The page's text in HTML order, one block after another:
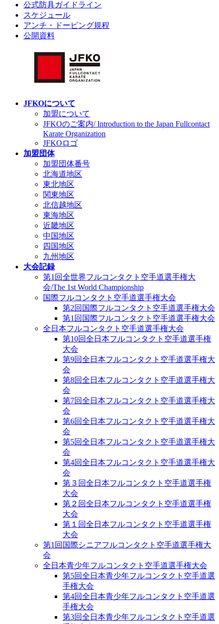
公式防具ガイドライン
スケジュール
アンチ・ドーピング規程
公開資料
JFKOについて
加盟について
JFKOのご案内/ Introduction to the Japan Fullcontact
Karate Organization
JFKOロゴ
加盟団体
加盟団体番号
北海道地区
東北地区
関東地区
北信越地区
東海地区
近畿地区
中国地区
四国地区
九州地区
大会記録
第1回全世界フルコンタクト空手道選手権大
会/The 1st World Championship
国際フルコンタクト空手道選手権大会
第2回国際フルコンタクト空手道選手権大会
第1回国際フルコンタクト空手道選手権大会
全日本フルコンタクト空手道選手権大会
第10回全日本フルコンタクト空手道選手権
大会
第9回全日本フルコンタクト空手道選手権大
会
第8回全日本フルコンタクト空手道選手権大
会
第7回全日本フルコンタクト空手道選手権大
会
第6回全日本フルコンタクト空手道選手権大
会
第5回全日本フルコンタクト空手道選手権大
会
第4回全日本フルコンタクト空手道選手権大
会
第３回全日本フルコンタクト空手道選手権
大会
第２回全日本フルコンタクト空手道選手権
大会
第１回全日本フルコンタクト空手道選手権
大会
第1回国際シニアフルコンタクト空手道選手権大
会
全日本青少年フルコンタクト空手道選手権大会
第5回全日本青少年フルコンタクト空手道選
手権大会
第4回全日本青少年フルコンタクト空手道選
手権大会
第3回全日本青少年フルコンタクト空手道選